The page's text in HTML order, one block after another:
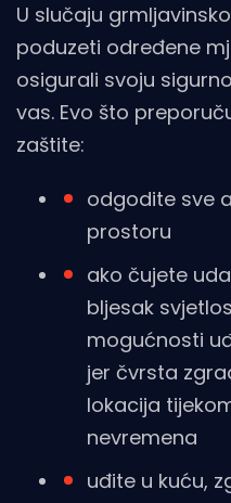
U slučaju
poduzeti određene
osigurali svoju
vas. Evo što
zaštite:
odgodite sve
prostoru
ako čujete
bljesak
mogućnosti
jer čvrsta
lokacija
nevremena
uđite u kuću,